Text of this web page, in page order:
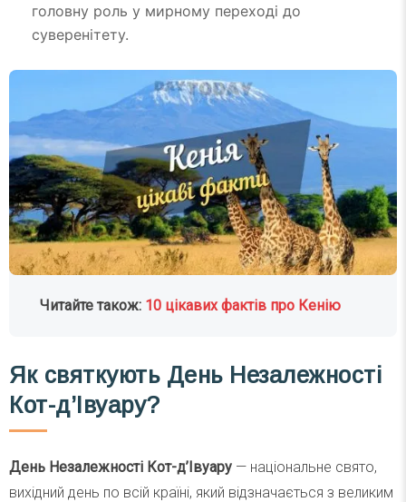
головну роль у мирному переході до
суверенітету.
Читайте також: 10 цікавих фактів про Кенію
Як святкують День Незалежності
Кот-д’Івуару?
День Незалежності Кот-д’Івуару — національне свято,
вихідний день по всій країні, який відзначається з великим